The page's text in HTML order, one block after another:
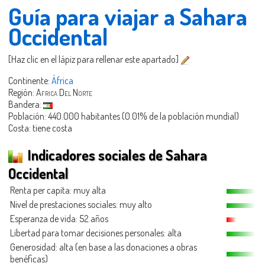
Guía para viajar a Sahara
Occidental
[Haz clic en el lápiz para rellenar este apartado]
Continente: África
Región: Africa Del Norte
Bandera:
Población: 440.000 habitantes (0.01% de la población mundial)
Costa: tiene costa
Indicadores sociales de Sahara
Occidental
Renta per capita: muy alta
Nivel de prestaciones sociales: muy alto
Esperanza de vida: 52 años
Libertad para tomar decisiones personales: alta
Generosidad: alta (en base a las donaciones a obras
benéficas)